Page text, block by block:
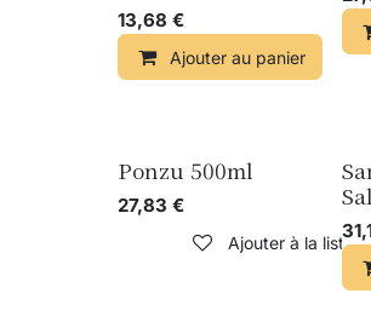
13,68 €
Ajouter au panier
Ponzu 500ml
27,83 €
Ajouter à la liste